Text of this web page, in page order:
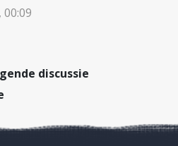
discussie